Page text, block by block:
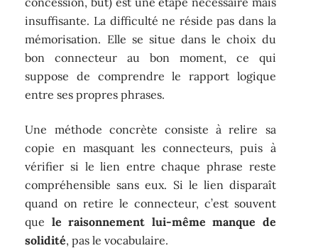
insuffisante. La difficulté ne réside pas dans la
mémorisation. Elle se situe dans le choix du
bon connecteur au bon moment, ce qui
suppose de comprendre le rapport logique
entre ses propres phrases.
Une méthode concrète consiste à relire sa
copie en masquant les connecteurs, puis à
vérifier si le lien entre chaque phrase reste
compréhensible sans eux. Si le lien disparaît
quand on retire le connecteur, c’est souvent
que le raisonnement lui-même manque de
solidité, pas le vocabulaire.